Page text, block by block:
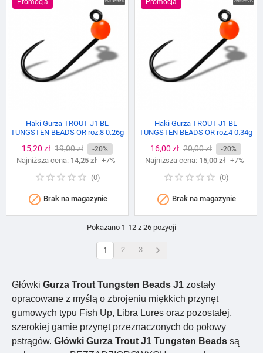
Promocja
Haki Gurza TROUT J1 BL
TUNGSTEN BEADS OR roz.8 0.26g
Cena
15,20 zł Cena
podstawowa
19,00 zł -20%
Najniższa cena: 14,25 zł +7%
(0)
 Brak na magazynie
Promocja
Haki Gurza TROUT J1 BL
TUNGSTEN BEADS OR roz.4 0.34g
Cena
16,00 zł Cena
podstawowa
20,00 zł -20%
Najniższa cena: 15,00 zł +7%
(0)
 Brak na magazynie
Pokazano 1-12 z 26 pozycji
1 2 3 
Główki Gurza Trout Tungsten Beads J1 zostały
opracowane z myślą o zbrojeniu miękkich przynęt
gumowych typu Fish Up, Libra Lures oraz pozostałej,
szerokiej gamie przynęt przeznaczonych do połowy
pstrągów. Główki Gurza Trout J1 Tungsten Beads są